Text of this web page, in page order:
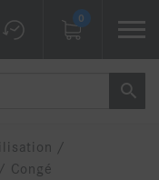
0
/
/ Congé